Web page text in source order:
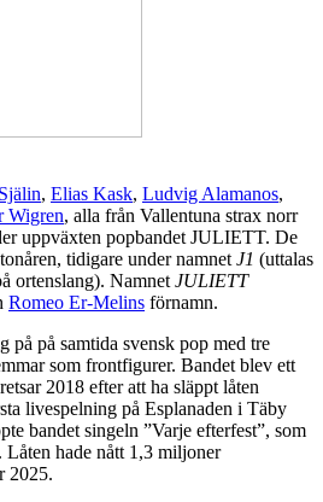
, Elias Kask, Ludvig Alamanos,
Wigren, alla från Vallentuna strax norr
uppväxten popbandet JULIETT. De
tidigare under namnet J1 (uttalas
ortenslang). Namnet JULIETT
Romeo Er-Melins förnamn.
på samtida svensk pop med tre
som frontfigurer. Bandet blev ett
2018 efter att ha släppt låten
livespelning på Esplanaden i Täby
bandet singeln ”Varje efterfest”, som
hade nått 1,3 miljoner
2025.